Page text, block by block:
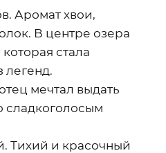
Аромат хвои,
В центре озера
стала
легенд.
мечтал выдать
сладкоголосым
Тихий и красочный